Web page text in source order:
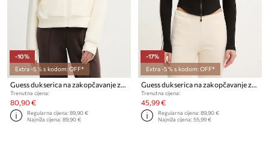
-10%
Extra -5% s kodom: OFF*
Trenutna cijena:
80,90 €
Regularna cijena:89,90 €
Najniža cijena:89,90 €
-17%
Extra -5% s kodom: OFF*
Trenutna cijena:
45,99 €
Regularna cijena:89,90 €
Najniža cijena:55,99 €